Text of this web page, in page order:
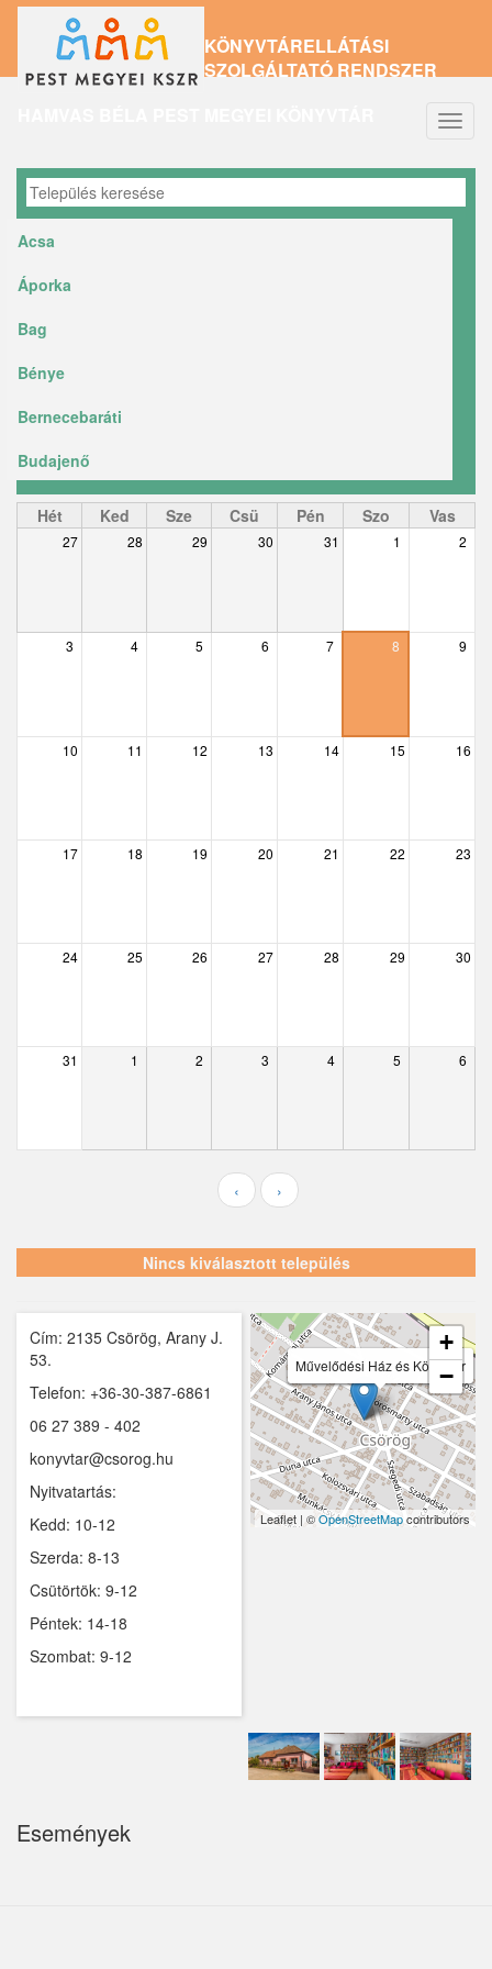
tartalomra
KÖNYVTÁRELLÁTÁSI
SZOLGÁLTATÓ RENDSZER
Acsa
Áporka
Bag
Bénye
Bernecebaráti
Budajenő
Ceglédbercel
Csemő
Csobánka
Délegyháza
Dunabogdány
Hernád
Iklad
Ipolydamásd
Ipolytölgyes
Káva
Kemence
Kismaros
Kisnémedi
Kisoroszi
Kóspallag
Hét Ked Sze Csü Pén Szo Vas
27 28 29 30 31 1 2
3 4 5 6 7 8 9
10 11 12 13 14 15 16
17 18 19 20 21 22 23
24 25 26 27 28 29 30
31 1 2 3 4 5 6
‹ ›
Nincs kiválasztott település
Cím: 2135 Csörög, Arany J.
53.
Telefon: +36-30-387-6861
06 27 389 - 402
konyvtar@csorog.hu
Nyitvatartás:
Kedd: 10-12
Szerda: 8-13
Csütörtök: 9-12
Péntek: 14-18
Szombat: 9-12
Művelődési Ház és Könyvtár
Művelődési Ház és Könyvtár
+
−
Leaflet | ©OpenStreetMapcontributors
Események